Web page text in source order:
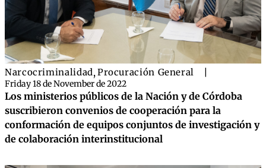
Narcocriminalidad,Procuración General
Friday 18 de November de 2022
Los ministerios públicos de la Nación y de Córdoba
suscribieron convenios de cooperación para la
conformación de equipos conjuntos de investigación y
de colaboración interinstitucional